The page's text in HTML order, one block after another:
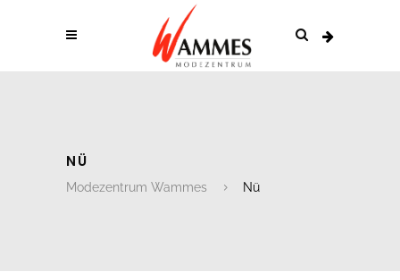
NÜ
Modezentrum Wammes Nü